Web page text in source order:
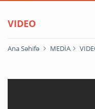
VIDEO
Ana Səhifə MEDİA